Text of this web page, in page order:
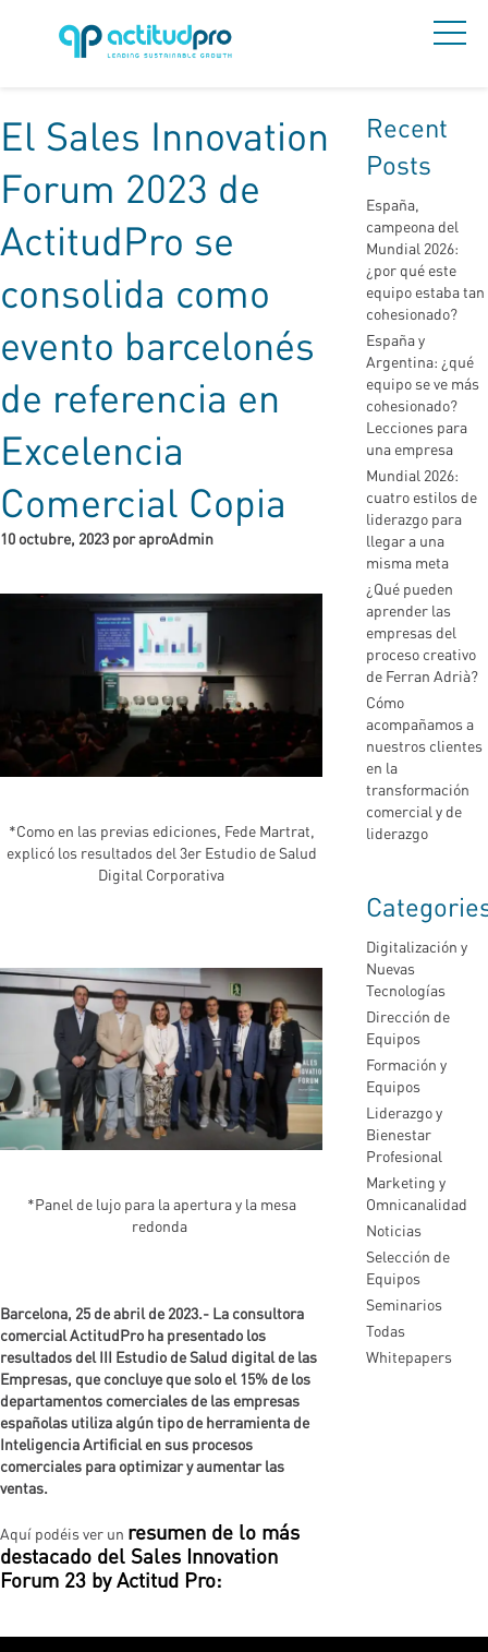
El Sales Innovation
Forum 2023 de
ActitudPro se
consolida como
evento barcelonés
de referencia en
Excelencia
Comercial Copia
10 octubre, 2023 por aproAdmin
*Como en las previas ediciones, Fede Martrat,
explicó los resultados del 3er Estudio de Salud
Digital Corporativa
*Panel de lujo para la apertura y la mesa
redonda
Barcelona, 25 de abril de 2023.- La consultora
comercial ActitudPro ha presentado los
resultados del III Estudio de Salud digital de las
Empresas, que concluye que solo el 15% de los
departamentos comerciales de las empresas
españolas utiliza algún tipo de herramienta de
Inteligencia Artificial en sus procesos
comerciales para optimizar y aumentar las
ventas.
Aquí podéis ver un resumen de lo más
destacado del Sales Innovation
Forum 23 by Actitud Pro:
Recent
Posts
España,
campeona del
Mundial 2026:
¿por qué este
equipo estaba tan
cohesionado?
España y
Argentina: ¿qué
equipo se ve más
cohesionado?
Lecciones para
una empresa
Mundial 2026:
cuatro estilos de
liderazgo para
llegar a una
misma meta
¿Qué pueden
aprender las
empresas del
proceso creativo
de Ferran Adrià?
Cómo
acompañamos a
nuestros clientes
en la
transformación
comercial y de
liderazgo
Digitalización y
Nuevas
Tecnologías
Dirección de
Equipos
Formación y
Equipos
Liderazgo y
Bienestar
Profesional
Marketing y
Omnicanalidad
Noticias
Selección de
Equipos
Seminarios
Todas
Whitepapers